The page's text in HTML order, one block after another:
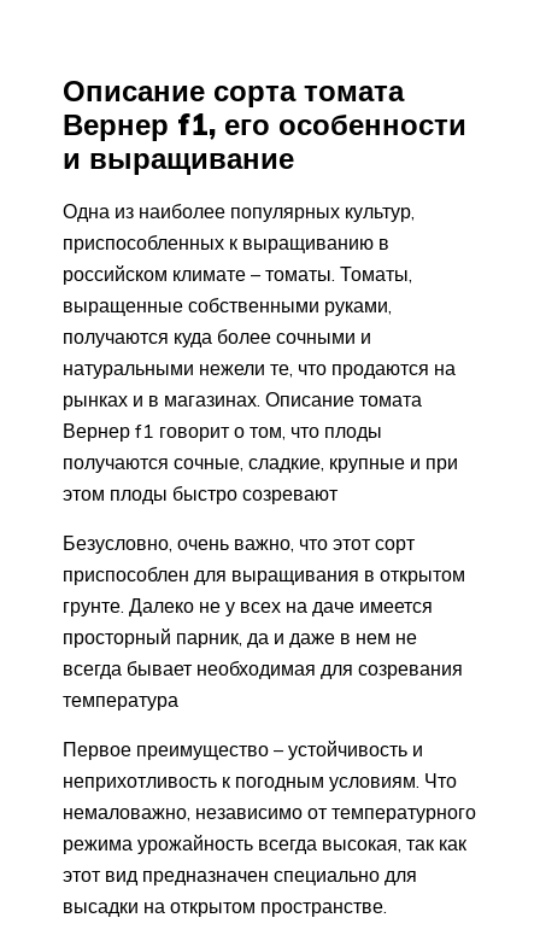
Описание сорта томата
Вернер f1, его особенности
и выращивание
Одна из наиболее популярных культур,
приспособленных к выращиванию в
российском климате – томаты. Томаты,
выращенные собственными руками,
получаются куда более сочными и
натуральными нежели те, что продаются на
рынках и в магазинах. Описание томата
Вернер f1 говорит о том, что плоды
получаются сочные, сладкие, крупные и при
этом плоды быстро созревают
Безусловно, очень важно, что этот сорт
приспособлен для выращивания в открытом
грунте. Далеко не у всех на даче имеется
просторный парник, да и даже в нем не
всегда бывает необходимая для созревания
температура
Первое преимущество – устойчивость и
неприхотливость к погодным условиям. Что
немаловажно, независимо от температурного
режима урожайность всегда высокая, так как
этот вид предназначен специально для
высадки на открытом пространстве.